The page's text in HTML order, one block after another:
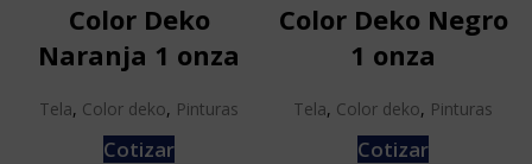
Color Deko
Naranja 1 onza
Tela, Color deko, Pinturas
Cotizar
Color Deko Negro
1 onza
Tela, Color deko, Pinturas
Cotizar